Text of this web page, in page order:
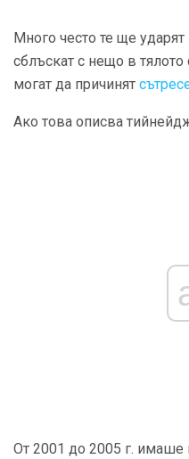
Много често те ще
сблъскат с нещо в
могат да причинят
Ако това описва
От 2001 до 2005 г. имаше